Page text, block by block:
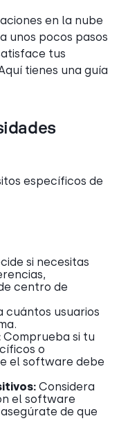
en la nube
unos pocos pasos
tus
tienes una guía
específicos de
si necesitas
centro de
cuántos usuarios
Comprueba si tu
o
el software debe
Considera
el software
de que